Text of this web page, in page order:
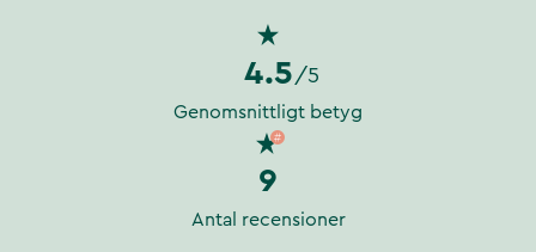
4.5 /5
Genomsnittligt betyg
9
Antal recensioner